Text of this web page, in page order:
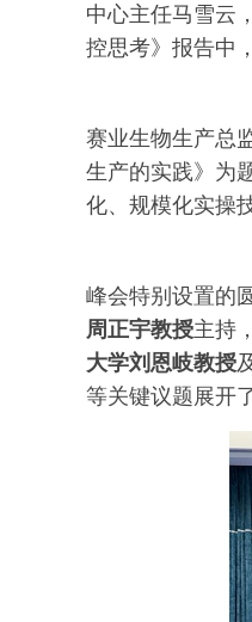
中心主任马雪云
控思考》报告中
赛业生物生产总
生产的实践》为
化、规模化实操
峰会特别设置的
周正宇教授主持，
大学刘恩岐教授
等关键议题展开